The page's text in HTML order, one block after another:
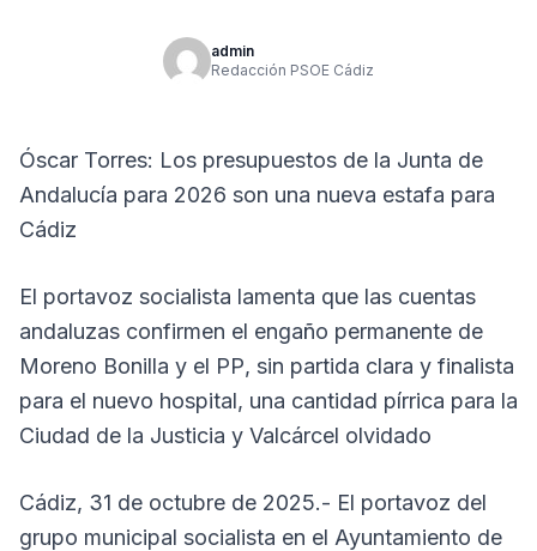
admin
Redacción PSOE Cádiz
Óscar Torres: Los presupuestos de la Junta de
Andalucía para 2026 son una nueva estafa para
Cádiz
El portavoz socialista lamenta que las cuentas
andaluzas confirmen el engaño permanente de
Moreno Bonilla y el PP, sin partida clara y finalista
para el nuevo hospital, una cantidad pírrica para la
Ciudad de la Justicia y Valcárcel olvidado
Cádiz, 31 de octubre de 2025.- El portavoz del
grupo municipal socialista en el Ayuntamiento de